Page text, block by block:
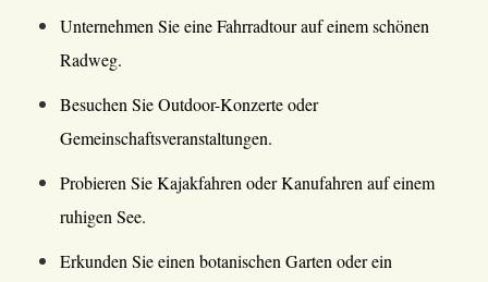
Unternehmen Sie eine Fahrradtour auf einem schönen
Radweg.
Besuchen Sie Outdoor-Konzerte oder
Gemeinschaftsveranstaltungen.
Probieren Sie Kajakfahren oder Kanufahren auf einem
ruhigen See.
Erkunden Sie einen botanischen Garten oder ein